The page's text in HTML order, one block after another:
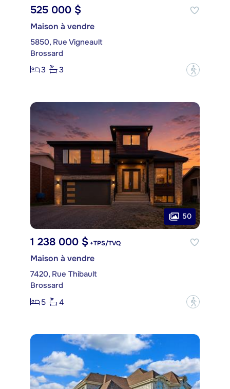
525 000 $
Maison à vendre
5850, Rue Vigneault
Brossard
3
3 ?
50
1 238 000 $ +TPS/TVQ
Maison à vendre
7420, Rue Thibault
Brossard
5
4 ?